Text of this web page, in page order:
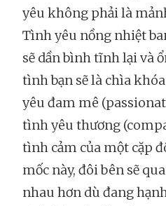
yêu không phải là
Tình yêu nồng nhiệt
sẽ dần bình tĩnh lại và
tình bạn sẽ là chìa
yêu đam mê
tình yêu thương
tình cảm của một cặp
mốc này, đôi bên sẽ
nhau hơn dù đang